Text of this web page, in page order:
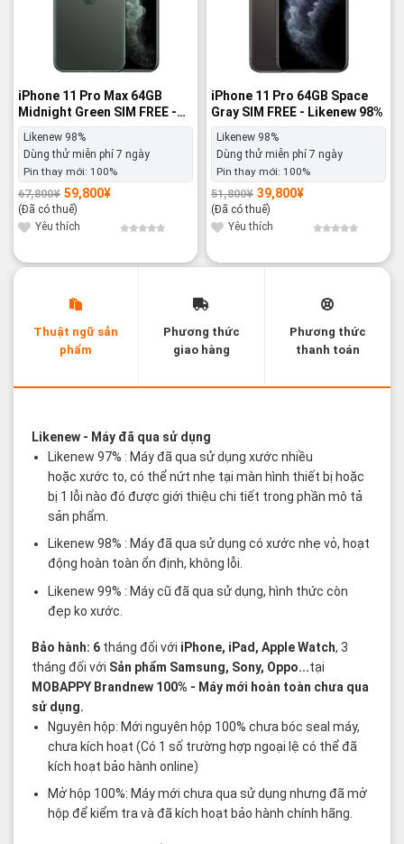
iPhone 11 Pro Max 64GB
Midnight Green SIM FREE -
Likenew 98%
Likenew 98%
Dùng thử miễn phí 7 ngày
Pin thay mới: 100%
67,800¥
Giá
gốc
là:
67,800¥.
59,800¥
Giá
hiện
tại
là:
59,800¥.
(Đã có thuế)
Yêu thích
iPhone 11 Pro 64GB Space
Gray SIM FREE - Likenew 98%
Likenew 98%
Dùng thử miễn phí 7 ngày
Pin thay mới: 100%
51,800¥
Giá
gốc
là:
51,800¥.
39,800¥
Giá
hiện
tại
là:
39,800¥.
(Đã có thuế)
Yêu thích
Thuật ngữ sản
phẩm
Phương thức
giao hàng
Phương thức
thanh toán
Likenew- Máy đã qua sử dụng
Likenew 97% : Máy đã qua sử dụng xước nhiều
hoặc xước to, có thể nứt nhẹ tại màn hình thiết bị hoặc
bị 1 lỗi nào đó được giới thiệu chi tiết trong phần mô tả
sản phẩm.
Likenew 98% : Máy đã qua sử dụng có xước nhẹ vỏ, hoạt
động hoàn toàn ổn định, không lỗi.
Likenew 99% : Máy cũ đã qua sử dụng, hình thức còn
đẹp ko xước.
Bảo hành: 6 tháng đối với iPhone, iPad, Apple Watch, 3
tháng đối với Sản phẩm Samsung, Sony, Oppo...tại
MOBAPPY Brandnew 100% - Máy mới hoàn toàn chưa qua
sử dụng.
Nguyên hộp: Mới nguyên hộp 100% chưa bóc seal máy,
chưa kích hoạt (Có 1 số trường hợp ngoại lệ có thể đã
kích hoạt bảo hành online)
Mở hộp 100%: Máy mới chưa qua sử dụng nhưng đã mở
hộp để kiểm tra và đã kích hoạt bảo hành chính hãng.